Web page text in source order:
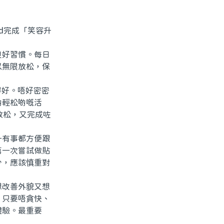
成「笑容升
習慣。每日
限放松，保
。唔好密密
松啲嘅活
，又完成咗
事都方便跟
次嘗試做貼
應該慎重對
善外貌又想
要唔貪快、
。最重要